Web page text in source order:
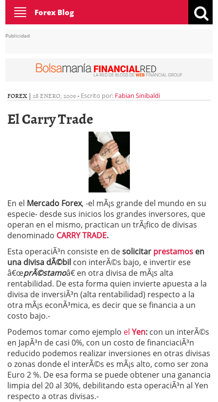
Toggle
navigation
Forex Blog
Publicidad
FOREX | 28 ENERO, 2009- Escrito por: Fabian Sinibaldi
El Carry Trade
En el Mercado Forex, -el mÃ¡s grande del mundo en su
especie- desde sus inicios los grandes inversores, que
operan en el mismo, practican un trÃ¡fico de divisas
denominado CARRY TRADE.
Esta operaciÃ³n consiste en desolicitar prestamos en
una divisa dÃ©bil con interÃ©s bajo, e invertir ese
â€œprÃ©stamoâ€ en otra divisa de mÃ¡s alta
rentabilidad. De esta forma quien invierte apuesta a la
divisa de inversiÃ³n (alta rentabilidad) respecto a la
otra mÃ¡s econÃ³mica, es decir que se financia a un
costo bajo.-
Podemos tomar como ejemplo el Yen: con un interÃ©s
en JapÃ³n de casi 0%, con un costo de financiaciÃ³n
reducido podemos realizar inversiones en otras divisas
o zonas donde el interÃ©s es mÃ¡s alto, como ser zona
Euro 2 %. De esa forma se puede obtener una ganancia
limpia del 20 al 30%, debilitando esta operaciÃ³n al Yen
respecto a otras divisas.-